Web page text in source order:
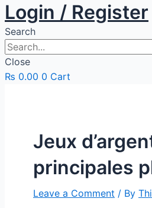
Login / Register
Search
Close
₨ 0.00 0 Cart
Jeux
principales
Leave a Comment / By